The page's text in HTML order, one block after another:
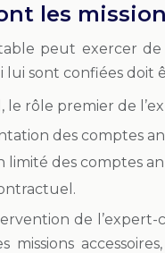
les
peut exercer
lui sont confiées doit
le rôle premier de
des comptes
limité des comptes
de
missions